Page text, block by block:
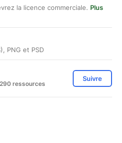
la licence commerciale. Plus
PNG et PSD
ressources
Suivre